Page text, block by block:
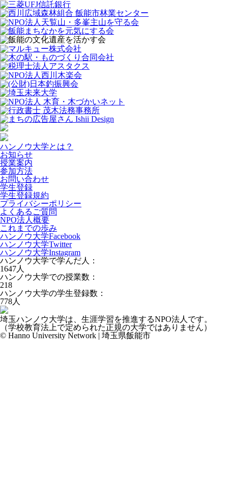
ハンノウ大学とは？
お知らせ
授業案内
参加方法
お問い合わせ
学生登録
学生登録規約
プライバシーポリシー
よくあるご質問
NPO法人概要
これまでの歩み
ハンノウ大学Facebook
ハンノウ大学Twitter
ハンノウ大学Instagram
ハンノウ大学で学んだ人：
1647人
ハンノウ大学での授業数：
218
ハンノウ大学の学生登録数：
778人
埼玉ハンノウ大学は、生涯学習を推進するNPO法人です。
（学校教育法上で定められた正規の大学ではありません）
© Hanno University Network | 埼玉県飯能市